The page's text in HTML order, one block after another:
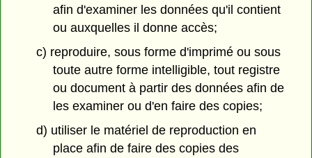
afin d'examiner les données qu'il contient
ou auxquelles il donne accès;
c) reproduire, sous forme d'imprimé ou sous
toute autre forme intelligible, tout registre
ou document à partir des données afin de
les examiner ou d'en faire des copies;
d) utiliser le matériel de reproduction en
place afin de faire des copies des